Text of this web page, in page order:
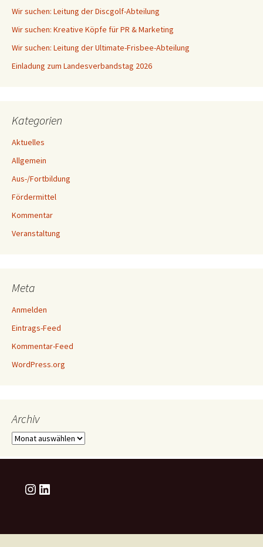
Wir suchen: Leitung der Discgolf-Abteilung
Wir suchen: Kreative Köpfe für PR & Marketing
Wir suchen: Leitung der Ultimate-Frisbee-Abteilung
Einladung zum Landesverbandstag 2026
Kategorien
Aktuelles
Allgemein
Aus-/Fortbildung
Fördermittel
Kommentar
Veranstaltung
Meta
Anmelden
Eintrags-Feed
Kommentar-Feed
WordPress.org
Archiv
Archiv
Instagram
LinkedIn